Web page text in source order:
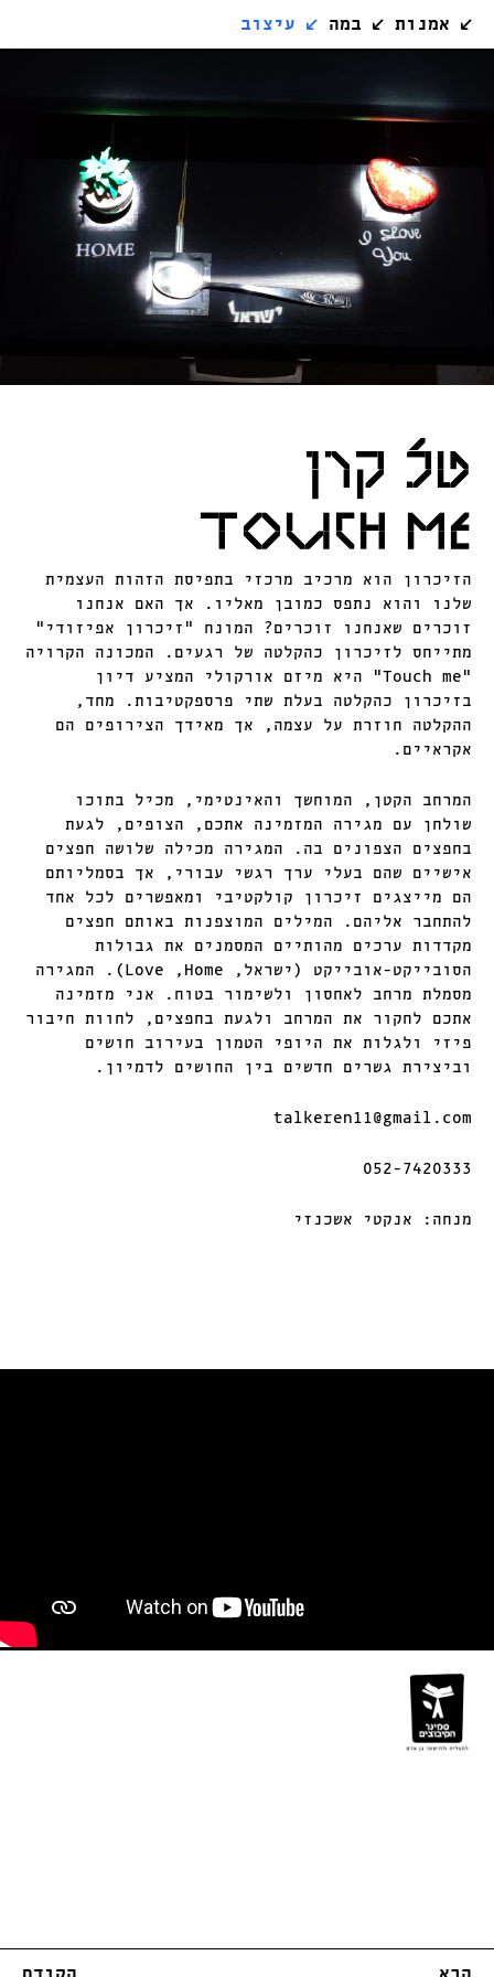
↙ אמנות ↙ במה ↙ עיצוב
טל קרן
TOUCH ME
הזיכרון הוא מרכיב מרכזי בתפיסת הזהות העצמית
שלנו והוא נתפס כמובן מאליו. אך האם אנחנו
זוכרים שאנחנו זוכרים? המונח "זיכרון אפיזודי"
מתייחס לזיכרון כהקלטה של רגעים. המכונה הקרויה
"Touch me" היא מיזם אורקולי המציע דיון
בזיכרון כהקלטה בעלת שתי פרספקטיבות. מחד,
ההקלטה חוזרת על עצמה, אך מאידך הצירופים הם
אקראיים.
המרחב הקטן, המוחשך והאינטימי, מכיל בתוכו
שולחן עם מגירה המזמינה אתכם, הצופים, לגעת
בחפצים הצפונים בה. המגירה מכילה שלושה חפצים
אישיים שהם בעלי ערך רגשי עבורי, אך בסמליותם
הם מייצגים זיכרון קולקטיבי ומאפשרים לכל אחד
להתחבר אליהם. המילים המוצפנות באותם חפצים
מקדדות ערכים מהותיים המסמנים את גבולות
הסובייקט-אובייקט (ישראל, Love ,Home). המגירה
מסמלת מרחב לאחסון ולשימור בטוח. אני מזמינה
אתכם לחקור את המרחב ולגעת בחפצים, לחוות חיבור
פיזי ולגלות את היופי הטמון בעירוב חושים
וביצירת גשרים חדשים בין החושים לדמיון.
talkeren11@gmail.com
052-7420333
מנחה: אנקטי אשכנזי